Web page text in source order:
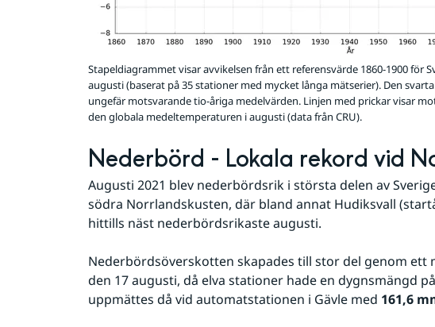
Stapeldiagrammet visar avvikelsen från ett referensvärde 1860-1900 för
augusti (baserat på 35 stationer med mycket långa mätserier). Den
ungefär motsvarande tio-åriga medelvärden. Linjen med prickar visar
den globala medeltemperaturen i augusti (data från CRU).
Nederbörd - Lokala rekord vid
Augusti 2021 blev nederbördsrik i största delen av
södra Norrlandskusten, där bland annat Hudiksvall
hittills näst nederbördsrikaste augusti.
Nederbördsöverskotten skapades till stor del genom ett
den 17 augusti, då elva stationer hade en dygnsmängd
uppmättes då vid automatstationen i Gävle med 161,6